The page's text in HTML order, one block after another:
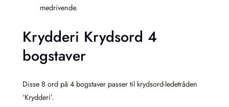
medrivende.
Krydderi Krydsord 4
bogstaver
Disse 8 ord på 4 bogstaver passer til krydsord-ledetråden
‘Krydderi’.